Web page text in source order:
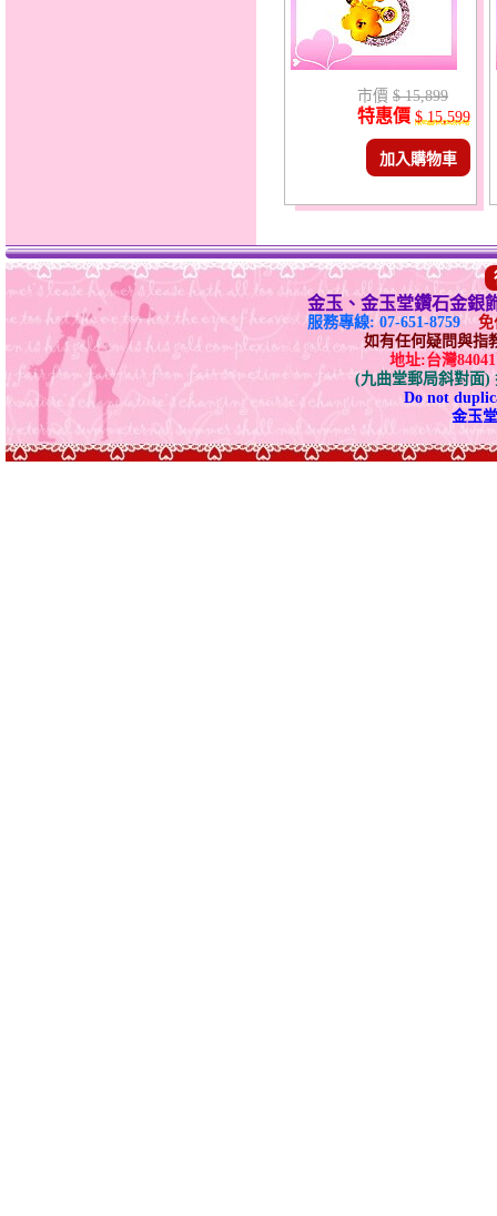
市價 $ 15,899
特惠價 $ 15,599
加入購物車
金玉、金玉堂鑽石金銀
服務專線: 07-651-8759
免
如有任何疑問與指
地址:台灣
(九曲堂郵局斜對面)
Do not
金玉